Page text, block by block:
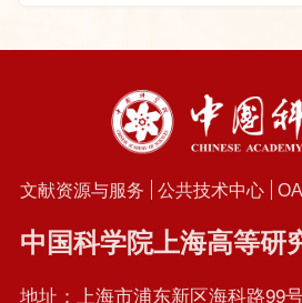
文献资源与服务 公共技术中心
中国科学院上海高等研
地址：上海市浦东新区海科路99